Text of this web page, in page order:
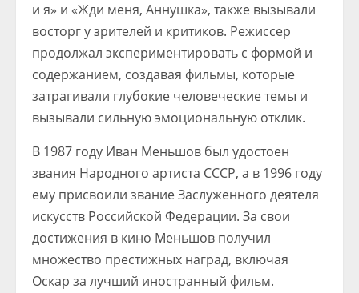
и я» и «Жди меня, Аннушка», также вызывали
восторг у зрителей и критиков. Режиссер
продолжал экспериментировать с формой и
содержанием, создавая фильмы, которые
затрагивали глубокие человеческие темы и
вызывали сильную эмоциональную отклик.
В 1987 году Иван Меньшов был удостоен
звания Народного артиста СССР, а в 1996 году
ему присвоили звание Заслуженного деятеля
искусств Российской Федерации. За свои
достижения в кино Меньшов получил
множество престижных наград, включая
Оскар за лучший иностранный фильм.